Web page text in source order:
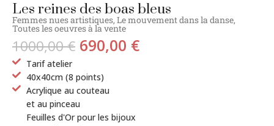
Les reines des boas bleus
Femmes nues artistiques, Le mouvement dans la danse,
Toutes les oeuvres à la vente
1000,00€ 690,00 €
Tarif atelier
40x40cm (8 points)
Acrylique au couteau
et au pinceau
Feuilles d'Or pour les bijoux